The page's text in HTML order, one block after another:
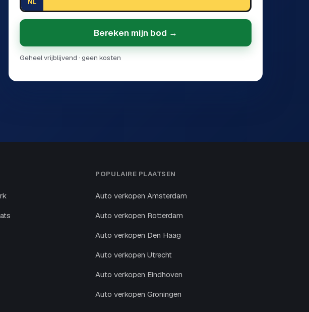
NL
Bereken mijn bod →
Geheel vrijblijvend · geen kosten
POPULAIRE PLAATSEN
Auto verkopen Amsterdam
Auto verkopen Rotterdam
Auto verkopen Den Haag
Auto verkopen Utrecht
Auto verkopen Eindhoven
Auto verkopen Groningen